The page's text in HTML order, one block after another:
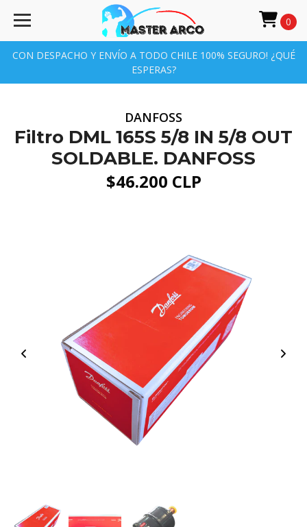
CON DESPACHO Y ENVÍO A TODO CHILE 100% SEGURO! ¿QUÉ
ESPERAS?
0
DANFOSS
Filtro DML 165S 5/8 IN 5/8 OUT
SOLDABLE. DANFOSS
$46.200 CLP